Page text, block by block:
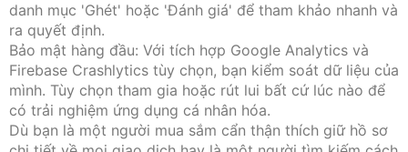
danh mục 'Ghét' hoặc 'Đánh giá' để tham khảo nhanh và
ra quyết định.
Bảo mật hàng đầu: Với tích hợp Google Analytics và
Firebase Crashlytics tùy chọn, bạn kiểm soát dữ liệu của
mình. Tùy chọn tham gia hoặc rút lui bất cứ lúc nào để
có trải nghiệm ứng dụng cá nhân hóa.
Dù bạn là một người mua sắm cẩn thận thích giữ hồ sơ